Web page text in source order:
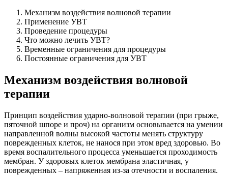
Механизм воздействия волновой терапии
Применение УВТ
Проведение процедуры
Что можно лечить УВТ?
Временные ограничения для процедуры
Постоянные ограничения для УВТ
Механизм воздействия волновой
терапии
Принцип воздействия ударно-волновой терапии (при грыже,
пяточной шпоре и проч) на организм основывается на умении
направленной волны высокой частоты менять структуру
поврежденных клеток, не нанося при этом вред здоровью. Во
время воспалительного процесса уменьшается проходимость
мембран. У здоровых клеток мембрана эластичная, у
поврежденных – напряженная из-за отечности и воспаления.